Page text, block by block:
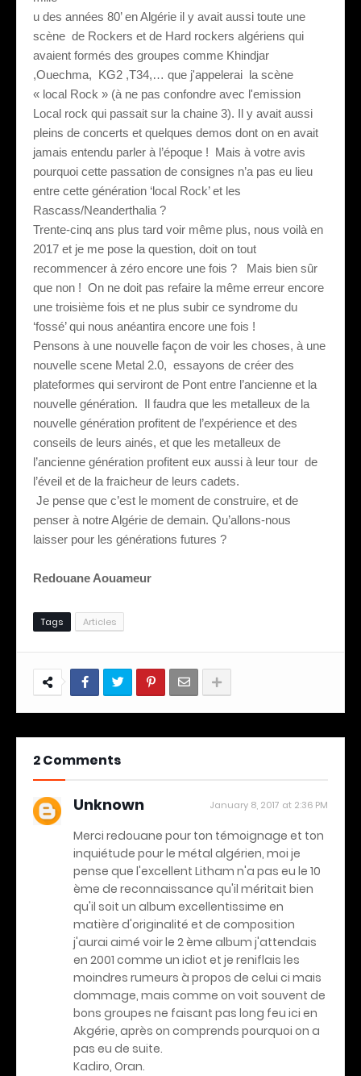
u des années 80’ en Algérie il y avait aussi toute une
scène de Rockers et de Hard rockers algériens qui
avaient formés des groupes comme Khindjar
,Ouechma, KG2 ,T34,… que j'appelerai la scène
« local Rock » (à ne pas confondre avec l'emission
Local rock qui passait sur la chaine 3). Il y avait aussi
pleins de concerts et quelques demos dont on en avait
jamais entendu parler à l’époque ! Mais à votre avis
pourquoi cette passation de consignes n’a pas eu lieu
entre cette génération ‘local Rock’ et les
Rascass/Neanderthalia ?
Trente-cinq ans plus tard voir même plus, nous voilà en
2017 et je me pose la question, doit on tout
recommencer à zéro encore une fois ?
Mais bien sûr
que non ! On ne doit pas refaire la même erreur encore
une troisième fois et ne plus subir ce syndrome du
‘fossé’ qui nous anéantira encore une fois !
Pensons à une nouvelle façon de voir les choses, à une
nouvelle scene Metal 2.0, essayons de créer des
plateformes qui serviront de Pont entre l’ancienne et la
nouvelle génération. Il faudra que les metalleux de la
nouvelle génération profitent de l’expérience et des
conseils de leurs ainés, et que les metalleux de
l’ancienne génération profitent eux aussi à leur tour de
l’éveil et de la fraicheur de leurs cadets.
Je pense que c’est le moment de construire, et de
penser à notre Algérie de demain. Qu’allons-nous
laisser pour les générations futures ?
Redouane Aouameur
Tags Articles
2 Comments
Unknown January 8, 2017 at 2:36 PM
Merci redouane pour ton témoignage et ton
inquiétude pour le métal algérien, moi je
pense que l'excellent Litham n'a pas eu le 10
ème de reconnaissance qu'il méritait bien
qu'il soit un album excellentissime en
matière d'originalité et de composition
j'aurai aimé voir le 2 ème album j'attendais
en 2001 comme un idiot et je reniflais les
moindres rumeurs à propos de celui ci mais
dommage, mais comme on voit souvent de
bons groupes ne faisant pas long feu ici en
Akgérie, après on comprends pourquoi on a
pas eu de suite.
Kadiro, Oran.